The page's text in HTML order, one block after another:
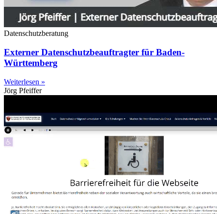
Datenschutzberatung
Externer Datenschutzbeauftragter für Baden-
Württemberg
Weiterlesen »
Jörg Pfeiffer